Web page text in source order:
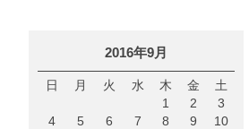
2016年9月
日 月 火 水 木 金
土
1
2
3
4
5 6 7 8 9
10